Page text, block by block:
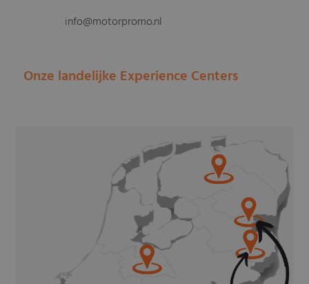
info@motorpromo.nl
Onze landelijke Experience Centers